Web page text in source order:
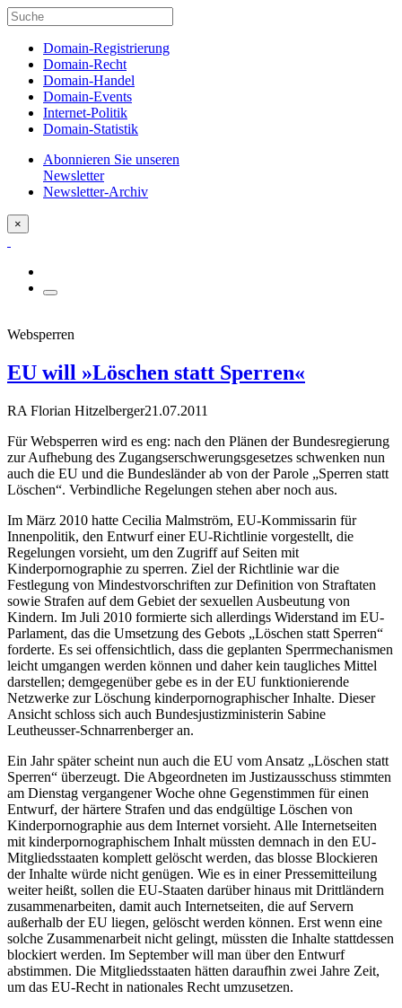
Domain-Registrierung
Domain-Recht
Domain-Handel
Domain-Events
Internet-Politik
Domain-Statistik
Abonnieren Sie unseren
Newsletter
Newsletter-Archiv
×
Websperren
EU will »Löschen statt Sperren«
RA Florian Hitzelberger21.07.2011
Für Websperren wird es eng: nach den Plänen der Bundesregierung
zur Aufhebung des Zugangserschwerungsgesetzes schwenken nun
auch die EU und die Bundesländer ab von der Parole „Sperren statt
Löschen“. Verbindliche Regelungen stehen aber noch aus.
Im März 2010 hatte Cecilia Malmström, EU-Kommissarin für
Innenpolitik, den Entwurf einer EU-Richtlinie vorgestellt, die
Regelungen vorsieht, um den Zugriff auf Seiten mit
Kinderpornographie zu sperren. Ziel der Richtlinie war die
Festlegung von Mindestvorschriften zur Definition von Straftaten
sowie Strafen auf dem Gebiet der sexuellen Ausbeutung von
Kindern. Im Juli 2010 formierte sich allerdings Widerstand im EU-
Parlament, das die Umsetzung des Gebots „Löschen statt Sperren“
forderte. Es sei offensichtlich, dass die geplanten Sperrmechanismen
leicht umgangen werden können und daher kein taugliches Mittel
darstellen; demgegenüber gebe es in der EU funktionierende
Netzwerke zur Löschung kinderpornographischer Inhalte. Dieser
Ansicht schloss sich auch Bundesjustizministerin Sabine
Leutheusser-Schnarrenberger an.
Ein Jahr später scheint nun auch die EU vom Ansatz „Löschen statt
Sperren“ überzeugt. Die Abgeordneten im Justizausschuss stimmten
am Dienstag vergangener Woche ohne Gegenstimmen für einen
Entwurf, der härtere Strafen und das endgültige Löschen von
Kinderpornographie aus dem Internet vorsieht. Alle Internetseiten
mit kinderpornographischem Inhalt müssten demnach in den EU-
Mitgliedsstaaten komplett gelöscht werden, das blosse Blockieren
der Inhalte würde nicht genügen. Wie es in einer Pressemitteilung
weiter heißt, sollen die EU-Staaten darüber hinaus mit Drittländern
zusammenarbeiten, damit auch Internetseiten, die auf Servern
außerhalb der EU liegen, gelöscht werden können. Erst wenn eine
solche Zusammenarbeit nicht gelingt, müssten die Inhalte stattdessen
blockiert werden. Im September will man über den Entwurf
abstimmen. Die Mitgliedsstaaten hätten daraufhin zwei Jahre Zeit,
um das EU-Recht in nationales Recht umzusetzen.